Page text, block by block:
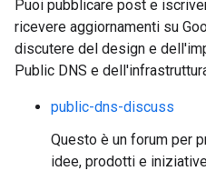
Puoi pubblicare post e
ricevere aggiornamenti su
discutere del design e
Public DNS e
public-dns-discuss
Questo è un forum per
idee, prodotti e